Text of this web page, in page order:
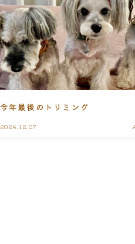
今年最後のトリミング
2024.12.07